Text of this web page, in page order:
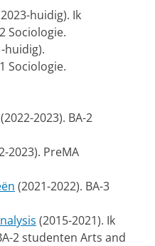
huidig). Ik
Sociologie.
huidig).
Sociologie.
(2022-2023). BA-2
2023). PreMA
(2021-2022). BA-3
(2015-2021). Ik
2 studenten Arts and